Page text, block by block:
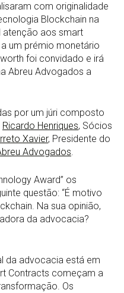
com originalidade
Blockchain na
atenção aos smart
um prémio monetário
foi convidado e irá
Abreu Advogados a
por um júri composto
Ricardo Henriques, Sócios
Xavier, Presidente do
Advogados.
Award” os
questão: “É motivo
Na sua opinião,
da advocacia?
da advocacia está em
Contracts começam a
Os